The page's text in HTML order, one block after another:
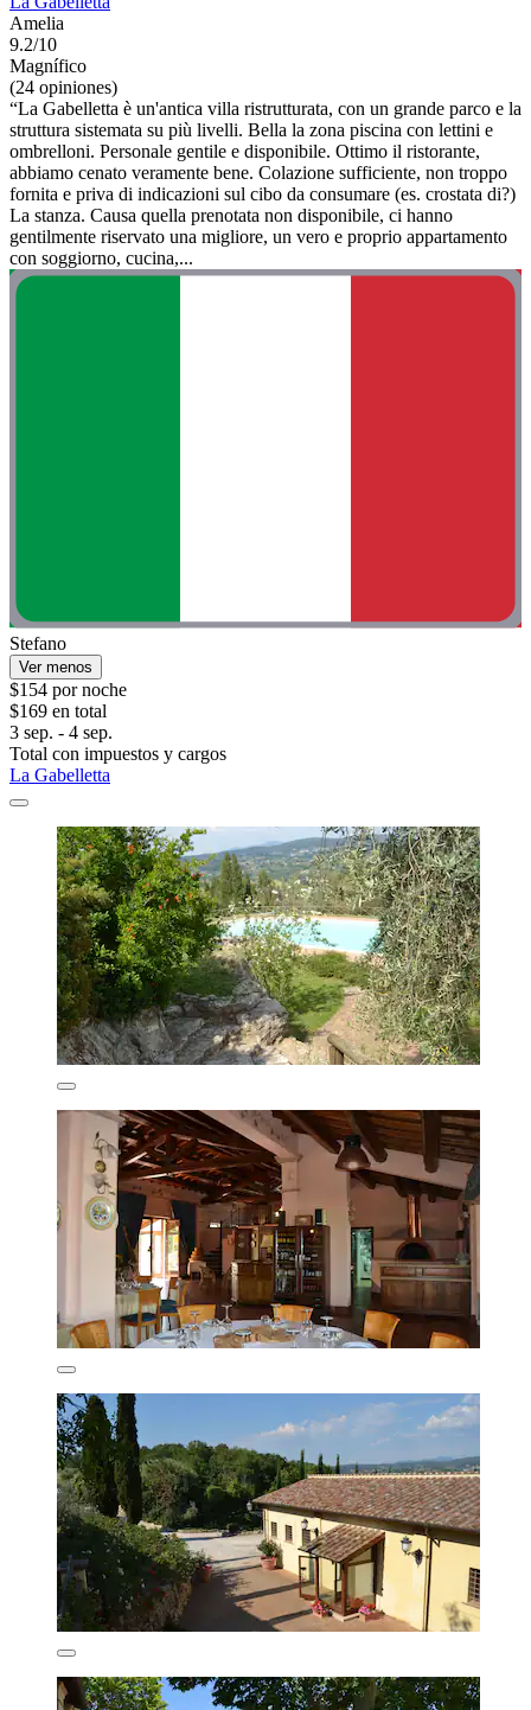
Amelia
9.2/10
Magnífico
(24 opiniones)
“La Gabelletta è un'antica villa ristrutturata, con un grande parco e la
struttura sistemata su più livelli. Bella la zona piscina con lettini e
ombrelloni. Personale gentile e disponibile. Ottimo il ristorante,
abbiamo cenato veramente bene. Colazione sufficiente, non troppo
fornita e priva di indicazioni sul cibo da consumare (es. crostata di?)
La stanza. Causa quella prenotata non disponibile, ci hanno
gentilmente riservato una migliore, un vero e proprio appartamento
con soggiorno, cucina,...
Stefano
Ver menos
$154 por noche
$169 en total
3 sep. - 4 sep.
Total con impuestos y cargos
La Gabelletta